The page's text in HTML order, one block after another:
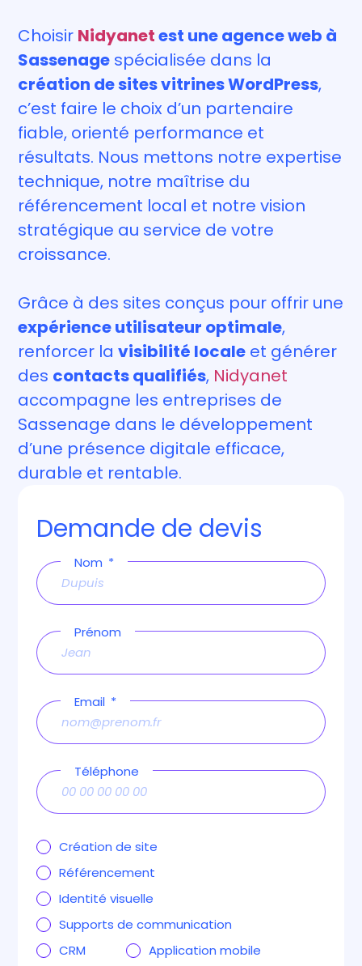
Choisir Nidyanetest une agence web à
Sassenage spécialisée dans la
création de sites vitrines WordPress,
c’est faire le choix d’un partenaire
fiable, orienté performance et
résultats. Nous mettons notre expertise
technique, notre maîtrise du
référencement local et notre vision
stratégique au service de votre
croissance.
Grâce à des sites conçus pour offrir une
expérience utilisateur optimale,
renforcer lavisibilité locale et générer
des contacts qualifiés, Nidyanet
accompagne les entreprises de
Sassenage dans le développement
d’une présence digitale efficace,
durable et rentable.
Demande de devis
Nom
Prénom
Email
Téléphone
Création de site
Référencement
Identité visuelle
Supports de communication
CRM
Application mobile